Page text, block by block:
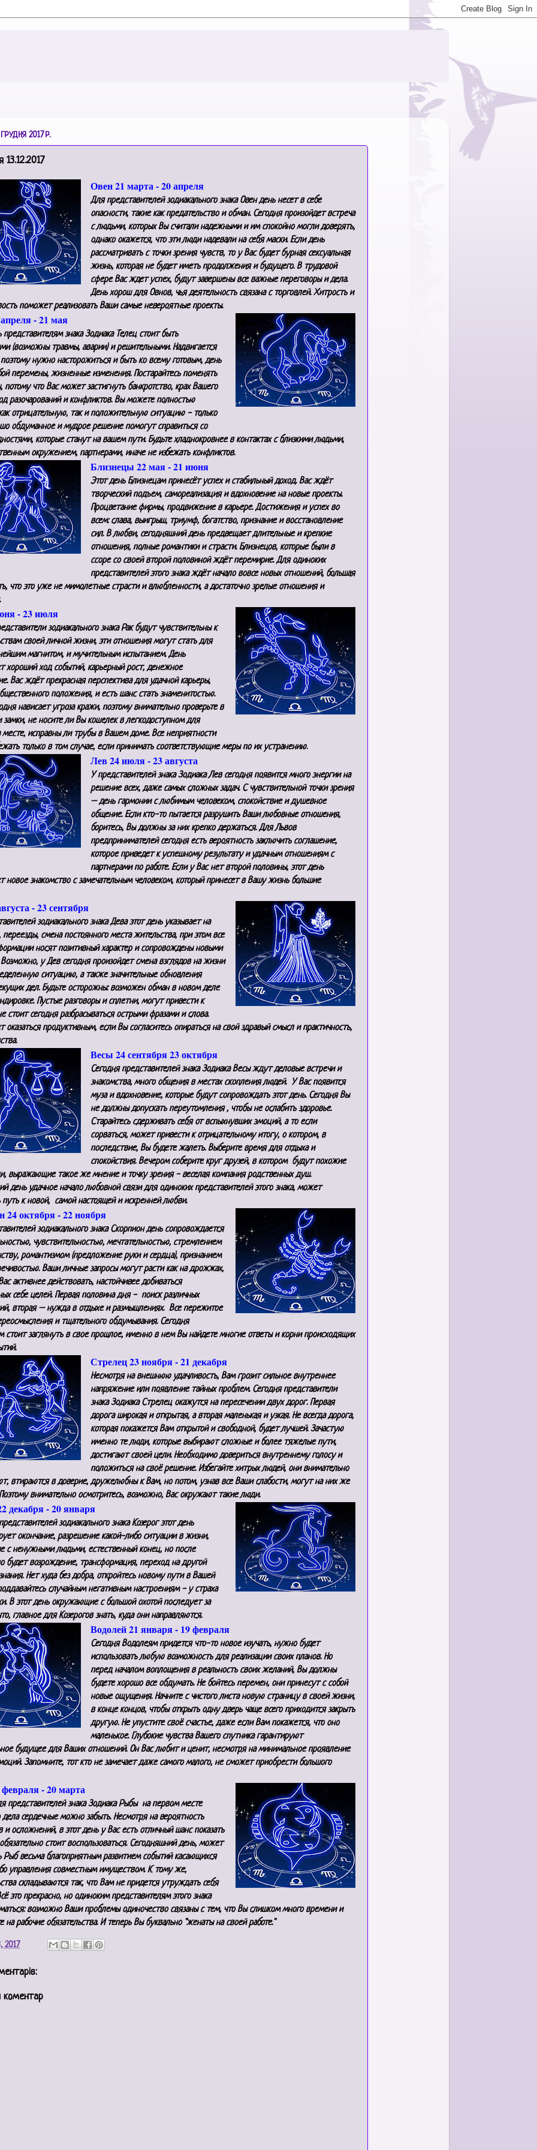
2017 Р.
Овен 21 марта - 20 апреля
Для представителей зодиакального знака Овен день несет в себе
опасности, такие как предательство и обман. Сегодня произойдет встреча
с людьми, которых Вы считали надежными и им спокойно могли доверять,
однако окажется, что эти люди надевали на себя маски.Если день
рассматривать с точки зрения чувств, то у Вас будет бурная сексуальная
жизнь, которая не будет иметь продолжения и будущего. Втрудовой
сфере Вас ждет успех, будут завершены все важные переговоры и дела.
День хорош для Овнов, чья деятельность связана с торговлей. Хитрость и
поможет реализовать Ваши самые невероятные проекты.
- 21 мая
представителям знака Зодиака Телец стоит быть
(возможны травмы, аварии) и решительными. Надвигается
поэтому нужно насторожиться и быть ко всему готовым, день
перемены, жизненные изменения. Постарайтесь поменять
потому что Вас может застигнуть банкротство, крах Вашего
разочарований и конфликтов. Вы можете полностью
отрицательную, так и положительную ситуацию - только
обдуманное и мудрое решение помогут справиться со
которые станут на вашем пути. Будьте хладнокровнее в контактах с близкими людьми,
окружением, партнерами, иначе не избежать конфликтов.
Близнецы 22 мая - 21 июня
Этот день Близнецам принесёт успех и стабильный доход. Вас ждёт
творческий подъем, самореализация и вдохновение на новые проекты.
Процветание фирмы, продвижение в карьере. Достижения и успех во
всем: слава, выигрыш, триумф, богатство, признание и восстановление
сил. В любви, сегодняшний день предвещает длительные и крепкие
отношения, полные романтики и страсти. Близнецов, которые были в
ссоре со своей второй половиной ждёт перемирие. Для одиноких
представителей этого знака ждёт начало вовсе новых отношений, большая
что это уже не мимолетные страсти и влюбленности, а достаточно зрелые отношения и
- 23 июля
зодиакального знака Рак будут чувствительны к
своей личной жизни, эти отношения могут стать для
магнитом, и мучительным испытанием. День
хороший ход событий, карьерный рост, денежное
Вас ждёт прекрасная перспектива для удачной карьеры,
положения, и есть шанс стать знаменитостью.
нависает угроза кражи, поэтому внимательно проверьте в
замки, не носите ли Вы кошелек в легкодоступном для
исправны ли трубы в Вашем доме. Все неприятности
только в том случае, если принимать соответствующие меры по их устранению.
Лев 24 июля - 23 августа
У представителей знака Зодиака Лев сегодня появится много энергии на
решение всех, даже самых сложных задач. С чувствительной точки зрения
– день гармонии с любимым человеком, спокойствие и душевное
общение. Если кто-то пытается разрушить Ваши любовные отношения,
боритесь, Вы должны за них крепко держаться. Для Львов
предпринимателей сегодня есть вероятность заключить соглашение,
которое приведет к успешному результату и удачным отношениям с
партнерами по работе.Если у Вас нет второй половины, этот день
новое знакомство с замечательным человеком, который принесет в Вашу жизнь большие
- 23 сентября
зодиакального знака Дева этот день указывает на
переезды, смена постоянного места жительства, при этом все
носят позитивный характер и сопровождены новыми
у Дев сегодня произойдет смена взглядов на жизни
ситуацию, а также значительные обновления
дел. Будьте осторожны: возможен обман в новом деле
Пустые разговоры и сплетни, могут привести к
стоит сегодня разбрасываться острыми фразами и слова.
продуктивным, если Вы согласитесь опираться на свой здравый смысл и практичность,
Весы 24 сентября 23 октября
Сегодня представителей знака Зодиака Весы ждут деловые встречи и
знакомства, много общения в местах скопления людей. У Вас появится
муза и вдохновение, которые будут сопровождать этот день. Сегодня Вы
не должны допускать переутомления , чтобы не ослабить здоровье.
Старайтесь сдерживать себя от вспыхнувших эмоций, а то если
сорваться, может привести к отрицательному итогу, о котором, в
последствие, Вы будете жалеть. Выберите время для отдыха и
спокойствия. Вечером соберите круг друзей, в котором будут похожие
выражающие такое же мнение и точку зрения - веселая компания родственных душ.
день удачное начало любовной связи для одиноких представителей этого знака, может
к новой, самой настоящей и искренней любви.
24 октября - 22 ноября
зодиакального знака Скорпион день сопровождается
чувствительностью, мечтательностью, стремлением
романтизмом (предложение руки и сердца), признанием
Ваши личные запросы могут расти как на дрожжах,
активнее действовать, настойчивее добиваться
себе целей. Первая половина дня - поиск различных
вторая – нужда в отдыхе и размышлениях. Все пережитое
и тщательного обдумывания. Сегодня
стоит заглянуть в свое прошлое, именно в нем Вы найдете многие ответы и корни происходящих
Стрелец 23 ноября - 21 декабря
Несмотря на внешнюю удачливость, Вам грозит сильное внутреннее
напряжение или появление тайных проблем. Сегодня представители
знака Зодиака Стрелец окажутся на пересечении двух дорог. Первая
дорога широкая и открытая, а вторая маленькая и узкая. Не всегда дорога,
которая покажется Вам открытой и свободной, будет лучшей. Зачастую
именно те люди, которые выбирают сложные и более тяжелые пути,
достигают своей цели. Необходимо довериться внутреннему голосу и
положиться на своё решение. Избегайте хитрых людей, они внимательно
втираются в доверие, дружелюбны к Вам, но потом, узнав все Ваши слабости, могут на них же
внимательно осмотритесь, возможно, Вас окружают такие люди.
декабря - 20 января
зодиакального знака Козерог этот день
окончание, разрешение какой-либо ситуации в жизни,
с ненужными людьми, естественный конец, но после
будет возрождение, трансформация, переход на другой
Нет худа без добра, откройтесь новому пути в Вашей
случайным негативным настроениям - у страха
В этот день окружающие с большой охотой последует за
главное для Козерогов знать, куда они направляются.
Водолей 21 января - 19 февраля
Сегодня Водолеям придется что-то новое изучать, нужно будет
использовать любую возможность для реализации своих планов. Но
перед началом воплощения в реальность своих желаний, Вы должны
будете хорошо все обдумать. Не бойтесь перемен, они принесут с собой
новые ощущения. Начните с чистого листа новую страницу в своей жизни,
в конце концов, чтобы открыть одну дверь чаще всего приходится закрыть
другую. Не упустите своё счастье, даже если Вам покажется, что оно
маленькое. Глубокие чувства Вашего спутника гарантируют
будущее для Ваших отношений. Он Вас любит и ценит, несмотря на минимальное проявление
Запомните, тот кто не замечает даже самого малого, не сможет приобрести большого
- 20 марта
представителей знака Зодиака Рыбы на первом месте
дела сердечные можно забыть. Несмотря на вероятность
и осложнений, в этот день у Вас есть отличный шанс показать
стоит воспользоваться. Сегодняшний день, может
Рыб весьма благоприятным развитием событий касающихся
управления совместным имуществом. К тому же,
складываются так, что Вам не придется утруждать себя
это прекрасно, но одиноким представителям этого знака
возможно Ваши проблемы одиночество связаны с тем, что Вы слишком много времени и
на рабочие обязательства. И теперь Вы буквально "женаты на своей работе."
2017
коментар